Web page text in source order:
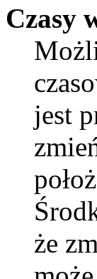
Czasy
jest
że